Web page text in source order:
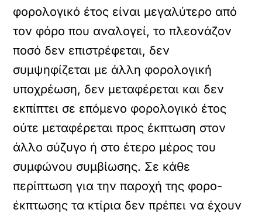
φορολογικό έτος είναι μεγαλύτερο από
τον φόρο που αναλογεί, το πλεονάζον
ποσό δεν επιστρέφεται, δεν
συμψηφίζεται με άλλη φορολογική
υποχρέωση, δεν μεταφέρεται και δεν
εκπίπτει σε επόμενο φορολογικό έτος
ούτε μεταφέρεται προς έκπτωση στον
άλλο σύζυγο ή στο έτερο μέρος του
συμφώνου συμβίωσης. Σε κάθε
περίπτωση για την παροχή της φορο-
έκπτωσης τα κτίρια δεν πρέπει να έχουν